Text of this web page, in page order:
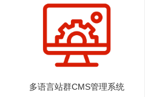
多语言站群CMS管理系统